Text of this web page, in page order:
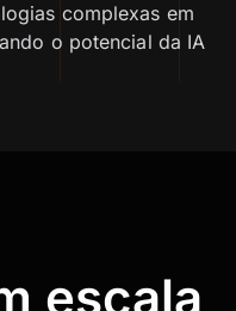
complexas em
o potencial da IA
escala